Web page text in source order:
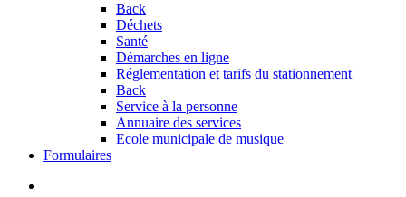
Back
Déchets
Santé
Démarches en ligne
Réglementation et tarifs du stationnement
Back
Service à la personne
Annuaire des services
Ecole municipale de musique
Formulaires